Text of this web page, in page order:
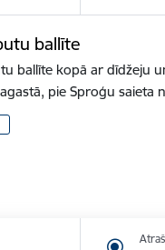
ballīte
ballīte kopā ar dīdžeju
pie Sproģu saieta